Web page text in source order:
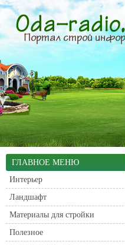
ГЛАВНОЕ МЕНЮ
Интерьер
Ландшафт
Материалы для стройки
Полезное